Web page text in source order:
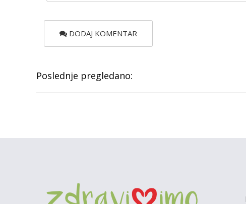
DODAJ KOMENTAR
Poslednje pregledano: